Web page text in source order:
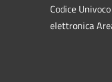
Codice
elettronica